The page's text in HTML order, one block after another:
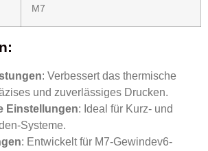
M7
: Verbessert das thermische
und zuverlässiges Drucken.
Einstellungen: Ideal für Kurz- und
Systeme.
: Entwickelt für M7-Gewindev6-